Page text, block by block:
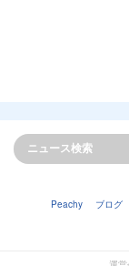
Peachy ブログ